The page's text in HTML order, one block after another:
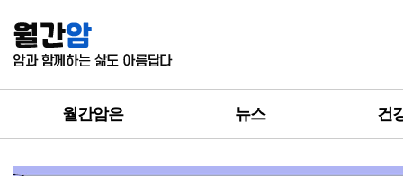
월간암은 뉴스 건